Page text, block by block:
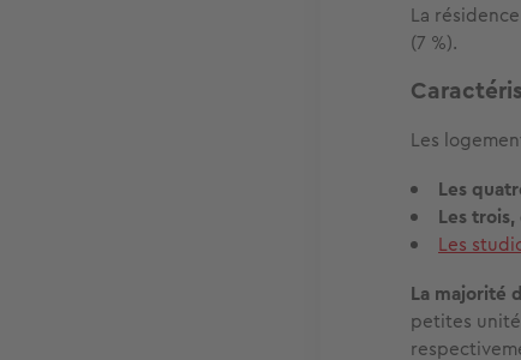
La
(7 %).
Les
Les
Les
Les
La majorité
petites